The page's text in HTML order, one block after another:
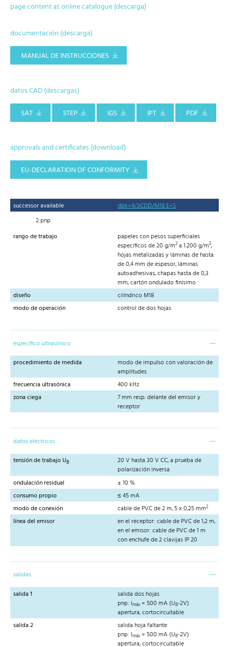
page content as online catalogue (descarga)
documentación (descarga)
MANUAL DE INSTRUCCIONES
datos CAD (descargas)
SAT
STEP IGS IPT PDF
approvals and certificates (download)
EU-DECLARATION OF CONFORMITY
successor available
dbk+4/3CDD/M18 E+S
2 pnp
rango de trabajo
papeles con pesos superficiales
específicos de 20 g/m2 a 1.200 g/m2,
hojas metalizadas y láminas de hasta
de 0,4 mm de espesor, láminas
autoadhesivas, chapas hasta de 0,3
mm, cartón ondulado finísimo
diseño
cilíndrico M18
modo de operación
control de dos hojas
específico ultrasónico
procedimiento de medida
modo de impulso con valoración de
amplitudes
frecuencia ultrasónica
400 kHz
zona ciega
7 mm resp. delante del emisor y
receptor
datos eléctricos
tensión de trabajo UB
20 V hasta 30 V CC, a prueba de
polarización inversa
ondulación residual
± 10 %
consumo propio
≤ 45 mA
modo de conexión
cable de PVC de 2 m, 5 x 0,25 mm2
línea del emisor
en el receptor: cable de PVC de 1,2 m,
en el emisor: cable de PVC de 1 m
con enchufe de 2 clavijas IP 20
salidas
salida 1
salida dos hojas
pnp: Imáx = 500 mA (UB-2V)
apertura, cortocircuitable
salida 2
salida hoja faltante
pnp: Imáx = 500 mA (UB-2V)
apertura, cortocircuitable